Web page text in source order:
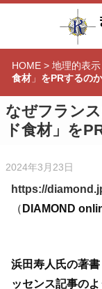
HOME> 地理的表示
食材」 をPRするの
なぜフラン
ド食材」 を
2024年3月23日
https://
（ DIAMOND
浜田寿人氏の著書
ッセンス記事の